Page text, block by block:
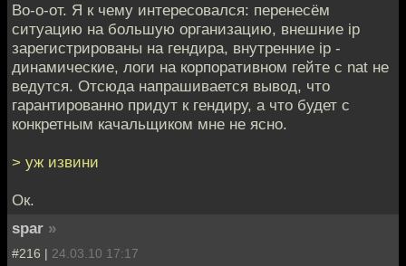
Во-о-от. Я к чему интересовался: перенесём
ситуацию на большую организацию, внешние ip
зарегистрированы на гендира, внутренние ip -
динамические, логи на корпоративном гейте с nat не
ведутся. Отсюда напрашивается вывод, что
гарантированно придут к гендиру, а что будет с
конкретным качальщиком мне не ясно.
> уж извини
Ок.
spar »
#216 | 24.03.10 17:17